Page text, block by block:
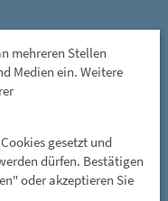
13 - 17 Uhr
bis 31. März
mehreren Stellen
Medien ein. Weitere
gesetzt und
dürfen. Bestätigen
oder akzeptieren Sie